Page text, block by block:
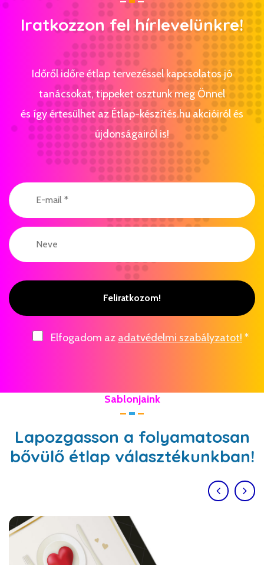
Iratkozzon fel hírlevelünkre!
Időről időre étlap tervezéssel kapcsolatos jó
tanácsokat, tippeket osztunk meg Önnel
és így értesülhet az Étlap-készítés.hu akcióiról és
újdonságairól is!
Feliratkozom!
Elfogadom az adatvédelmi szabályzatot! *
Sablonjaink
Lapozgasson a folyamatosan
bővülő étlap választékunkban!